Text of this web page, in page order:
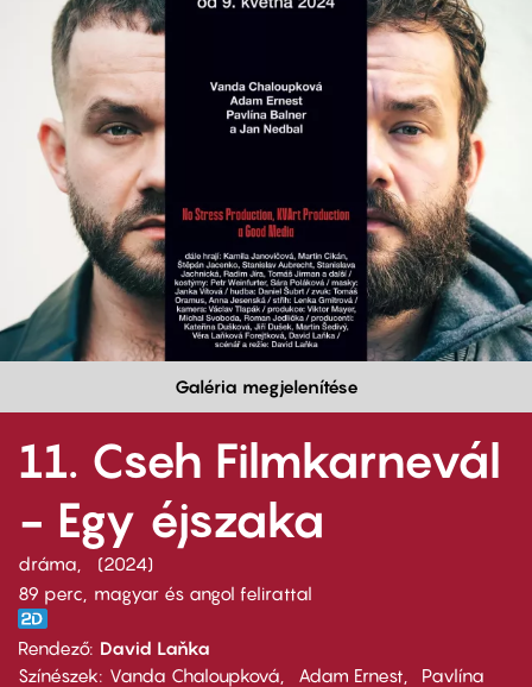
Galéria megjelenítése
11. Cseh Filmkarnevál
- Egy éjszaka
dráma
2024
89 perc,
magyar és angol felirattal
Rendező David Laňka
Színészek
Vanda Chaloupková Adam Ernest
Pavlína